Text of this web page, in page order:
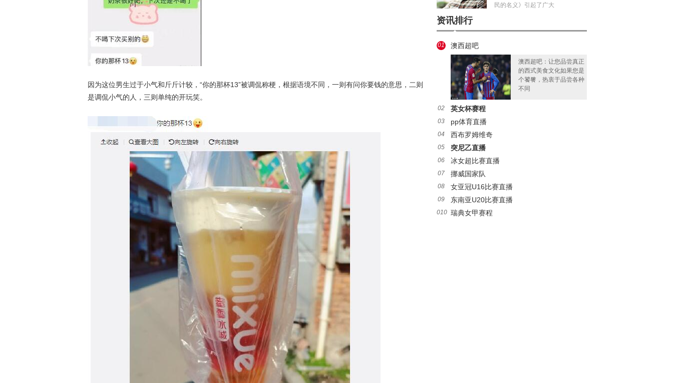
因为这位男生过于小气和斤斤计较，“你的那杯13”被调侃称梗，根据语境不同，一则有问你要钱的意思，二则
是调侃小气的人，三则单纯的开玩笑。
民的名义》引起了广大
资讯排行
01 澳西超吧
澳西超吧：让您品尝真正
的西式美食文化如果您是
个饕餮，热衷于品尝各种
不同
02 英女杯赛程
03 pp体育直播
04 西布罗姆维奇
05 突尼乙直播
06 冰女超比赛直播
07 挪威国家队
08 女亚冠U16比赛直播
09 东南亚U20比赛直播
010 瑞典女甲赛程